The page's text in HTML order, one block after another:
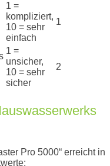
1 =
kompliziert,
10 = sehr
einfach
1
1 =
unsicher,
10 = sehr
sicher
2
Pro 5000“ erreicht in